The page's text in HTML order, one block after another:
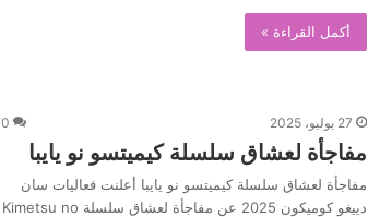
أكمل القراءة »
27 يوليو، 2025 0
مفاجأة لعشاق سلسلة كيميتسو نو يايبا
مفاجأة لعشاق سلسلة كيميتسو نو يايبا أعلنت فعاليات سان
دييغو كوميكون 2025 عن مفاجأة لعشاق سلسلة Kimetsu no